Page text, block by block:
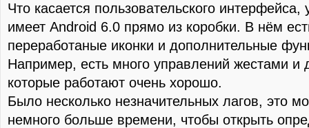
Что касается пользовательского интерфейса,
имеет Android 6.0 прямо из коробки. В нём
переработаные иконки и дополнительные
Например, есть много управлений жестами и
которые работают очень хорошо.
Было несколько незначительных лагов, это
немного больше времени, чтобы открыть